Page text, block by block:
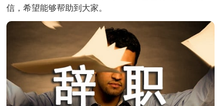
信，希望能够帮助到大家。